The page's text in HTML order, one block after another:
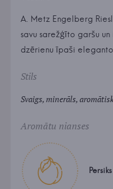
A. Metz Engelberg
savu sarežģīto garšu
dzērienu īpaši
Stils
Svaigs, minerāls,
Aromātu nianses
Persiks